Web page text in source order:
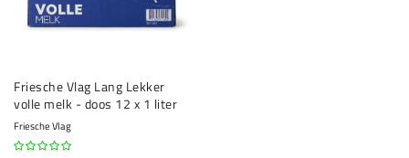
Friesche Vlag Lang Lekker
volle melk - doos 12 x 1 liter
Friesche Vlag